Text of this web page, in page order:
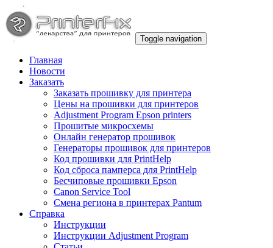
Toggle navigation
Главная
Новости
Заказать
Заказать прошивку для принтера
Цены на прошивки для принтеров
Adjustment Program Epson printers
Прошитые микросхемы
Онлайн генератор прошивок
Генераторы прошивок для принтеров
Код прошивки для PrintHelp
Код сброса памперса для PrintHelp
Беcчиповые прошивки Epson
Canon Service Tool
Смена региона в принтерах Pantum
Справка
Инструкции
Инструкции Adjustment Program